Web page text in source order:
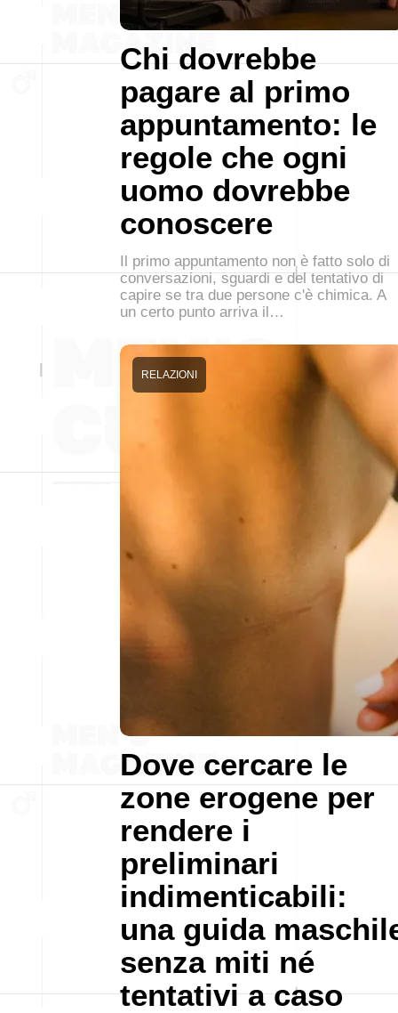
Chi dovrebbe
pagare al primo
appuntamento: le
regole che ogni
uomo dovrebbe
conoscere
Il primo appuntamento non è fatto solo di
conversazioni, sguardi e del tentativo di
capire se tra due persone c'è chimica. A
un certo punto arriva il…
Dove cercare le
zone erogene per
rendere i
preliminari
indimenticabili:
una guida
senza miti né
tentativi a caso
RELAZIONI